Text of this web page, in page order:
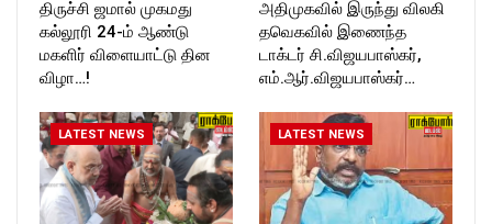
திருச்சி ஜமால் முகமது
கல்லூரி 24-ம் ஆண்டு
மகளிர் விளையாட்டு தின
விழா…!
அதிமுகவில் இருந்து விலகி
தவெகவில் இணைந்த
டாக்டர் சி.விஜயபாஸ்கர்,
எம்.ஆர்.விஜயபாஸ்கர்…
LATEST NEWS LATEST NEWS